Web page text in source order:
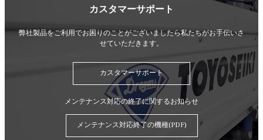
カスタマーサポート
弊社製品をご利用でお困りのことがございましたら私たちがお手伝いさ
せていただきます。
カスタマーサポート
メンテナンス対応の終了に関するお知らせ
メンテナンス対応終了の機種(PDF)